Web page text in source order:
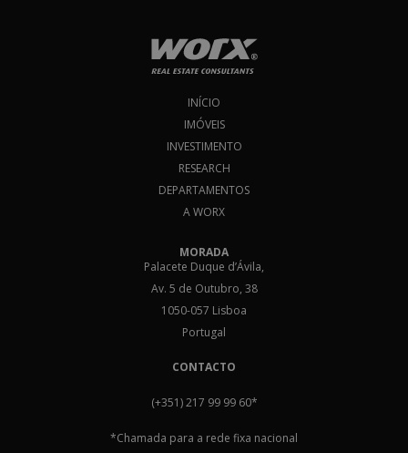
INÍCIO
IMÓVEIS
INVESTIMENTO
RESEARCH
DEPARTAMENTOS
A WORX
MORADA
Palacete Duque d’Ávila,
Av. 5 de Outubro, 38
1050-057 Lisboa
Portugal
CONTACTO
(+351) 217 99 99 60*
*Chamada para a rede fixa nacional